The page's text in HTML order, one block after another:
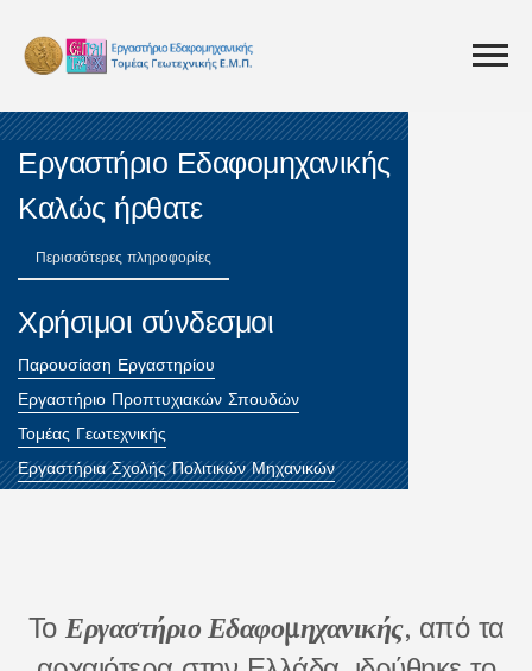
Εργαστήριο Εδαφομηχανικής
Καλώς ήρθατε
Περισσότερες πληροφορίες
Χρήσιμοι σύνδεσμοι
Παρουσίαση Εργαστηρίου
Εργαστήριο Προπτυχιακών Σπουδών
Τομέας Γεωτεχνικής
Εργαστήρια Σχολής Πολιτικών Μηχανικών
Το Εργαστήριο Εδαφομηχανικής, από τα